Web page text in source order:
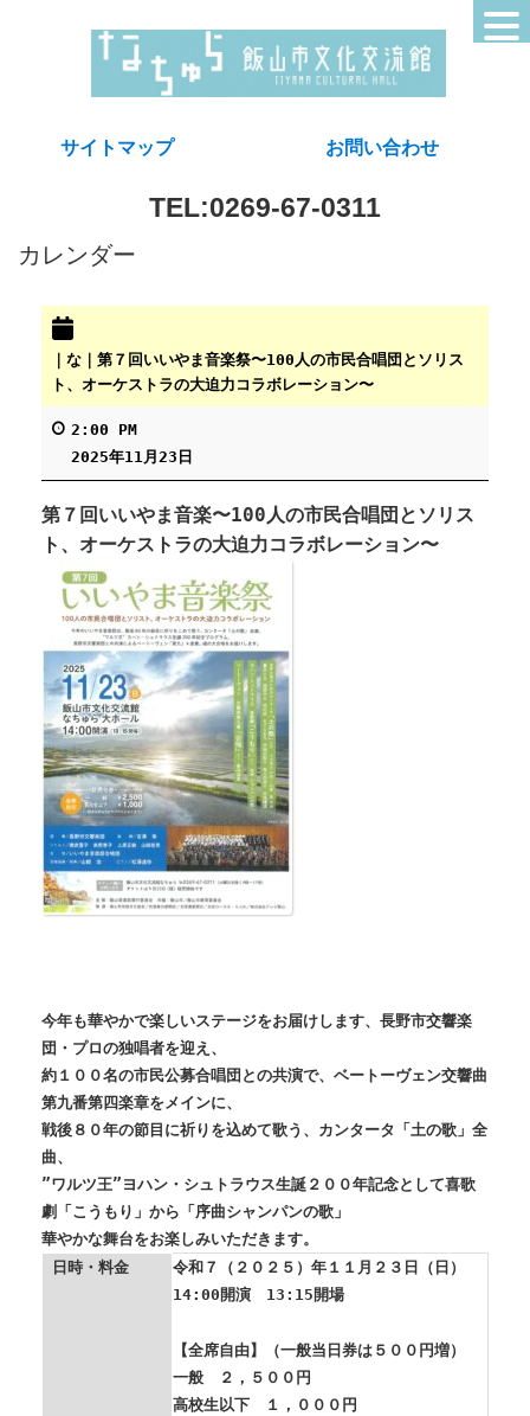
サイトマップ お問い合わせ
TEL:0269-67-0311
カレンダー
｜な｜第７回いいやま音楽祭〜100人の市民合唱団とソリス
ト、オーケストラの大迫力コラボレーション〜
2:00 PM
2025年11月23日
第７回いいやま音楽〜100人の市民合唱団とソリス
ト、オーケストラの大迫力コラボレーション〜
今年も華やかで楽しいステージをお届けします、長野市交響楽
団・プロの独唱者を迎え、
約１００名の市民公募合唱団との共演で、ベートーヴェン交響曲
第九番第四楽章をメインに、
戦後８０年の節目に祈りを込めて歌う、カンタータ「土の歌」全
曲、
”ワルツ王”ヨハン・シュトラウス生誕２００年記念として喜歌
劇「こうもり」から「序曲シャンパンの歌」
華やかな舞台をお楽しみいただきます。
日時・料金
令和７（２０２５）年１１月２３日（日）
14:00開演 13:15開場
【全席自由】（一般当日券は５００円増）
一般 ２，５００円
高校生以下 １，０００円